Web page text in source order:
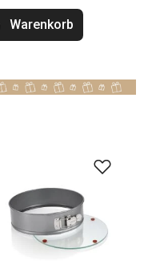
Warenkorb